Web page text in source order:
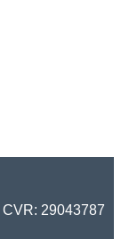
CVR: 29043787